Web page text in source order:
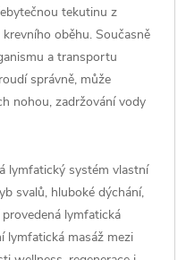
tekutinu z
oběhu. Současně
a transportu
správně, může
nohou, zadržování vody
lymfatický systém vlastní
svalů, hluboké dýchání,
lymfatická
lymfatická masáž mezi